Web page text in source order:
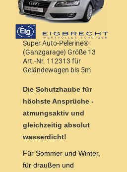
Super Auto-Pelerine®
(Ganzgarage) Größe 13
Art.-Nr. 112313 für
Geländewagen bis 5m
Höhe
Die Schutzhaube für
höchste Ansprüche -
atmungsaktiv und
gleichzeitig absolut
wasserdicht!
Für Sommer und Winter,
für draußen und